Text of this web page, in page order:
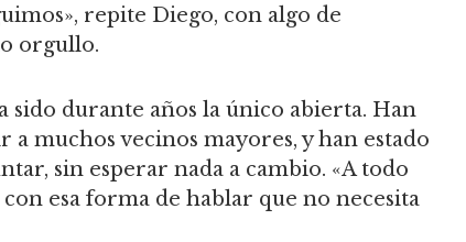
repite Diego, con algo de
orgullo.
sido durante años la único abierta. Han
muchos vecinos mayores, y han estado
sin esperar nada a cambio. «A todo
esa forma de hablar que no necesita